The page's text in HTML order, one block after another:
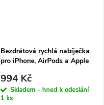
Bezdrátová rychlá nabíječka
pro iPhone, AirPods a Apple
A41 MagSafe Wireless
Charger Black
994 Kč
Skladem - hned k odeslání
1 ks